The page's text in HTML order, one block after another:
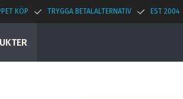
KÖP TRYGGA BETALALTERNATIV EST 2004